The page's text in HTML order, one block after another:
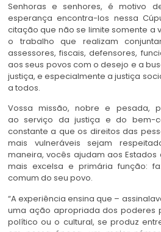
Senhoras e senhores, é motivo
esperança encontra-los nessa
citação que não se limite somente a
o trabalho que realizam
assessores, fiscais, defensores,
aos seus povos com o desejo e a
justiça, e especialmente a justiça
a todos.
Vossa missão, nobre e pesada,
ao serviço da justiça e do bem-
constante a que os direitos das
mais vulneráveis sejam
maneira, vocês ajudam aos
mais excelsa e primária função:
comum do seu povo.
“A experiência ensina que –
uma ação apropriada dos poderes
político ou o cultural, se produz